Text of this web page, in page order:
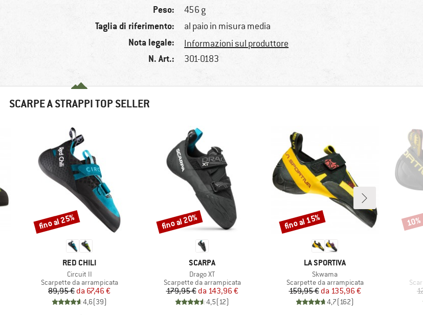
Peso: 456 g
Taglia di riferimento: al paio in misura media
Nota legale: Informazioni sul produttore
N. Art.: 301-0183
SCARPE A STRAPPI TOP SELLER
MARCHIO
RED CHILI
Articolo
Circuit II
Gruppo di prodotti
Scarpette da arrampicata
Prezzo
89,95 € Prezzo ridotto
da 67,46 €
4,6(39)
Sconto
fino al 25%
MARCHIO
SCARPA
Articolo
Drago XT
Gruppo di prodotti
Scarpette da arrampicata
Prezzo
179,95 € Prezzo ridotto
da 143,96 €
4,5(12)
Sconto
fino al 20%
MARCHIO
LA SPORTIVA
Articolo
Skwama
Gruppo di prodotti
Scarpette da arrampicata
Prezzo
159,95 € Prezzo ridotto
da 135,96 €
4,7(162)
Sconto
fino al 15% 10%